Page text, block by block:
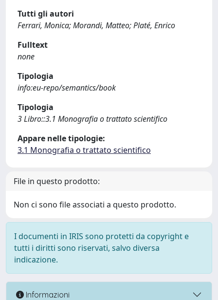
Tutti gli autori
Ferrari, Monica; Morandi, Matteo; Platé, Enrico
Fulltext
none
Tipologia
info:eu-repo/semantics/book
Tipologia
3 Libro::3.1 Monografia o trattato scientifico
Appare nelle tipologie:
3.1 Monografia o trattato scientifico
File in questo prodotto:
Non ci sono file associati a questo prodotto.
I documenti in IRIS sono protetti da copyright e
tutti i diritti sono riservati, salvo diversa
indicazione.
Informazioni